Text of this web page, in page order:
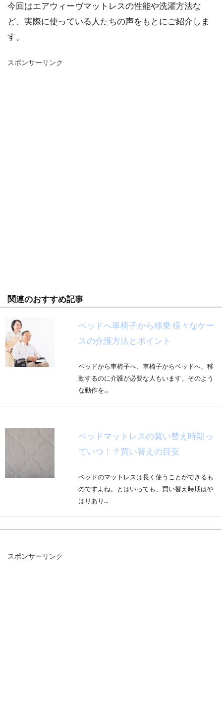
今回はエアウィーヴマットレスの性能や洗濯方法な
ど、実際に使っている人たちの声をもとにご紹介しま
す。
スポンサーリンク
関連のおすすめ記事
ベッドへ車椅子から移乗 様々なケー
スの介護方法とポイント
ベッドから車椅子へ、車椅子からベッドへ、移
動するのに介護が必要な人もいます。そのよう
な動作を...
ベッドマットレスの買い替え時期っ
ていつ！？買い替えの目安
ベッドのマットレスは長く使うことができるも
のですよね。とはいっても、買い替え時期はや
はりあり...
スポンサーリンク